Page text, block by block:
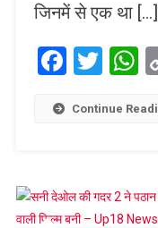
जिनमें से एक था […]
Continue